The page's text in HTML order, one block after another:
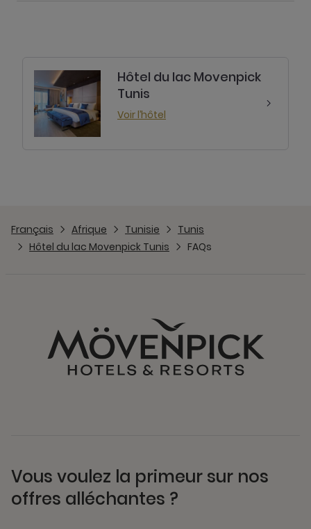
Hôtel du lac Movenpick
Tunis
Voir l’hôtel
Français Afrique Tunisie
Tunis
Hôtel du lac Movenpick Tunis
FAQs
Vous voulez la primeur sur nos
offres alléchantes ?